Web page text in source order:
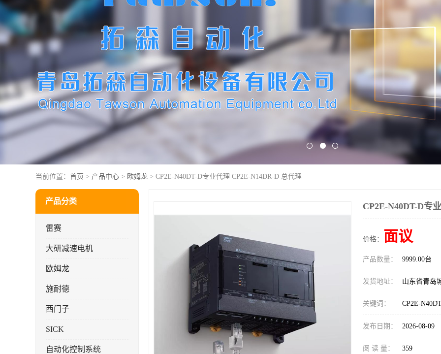
当前位置： 首页 > 产品中心 > 欧姆龙 > CP2E-N40DT-D专业代理 CP2E-N14DR-D 总代理
产品分类
雷赛
大研减速电机
欧姆龙
施耐德
西门子
SICK
自动化控制系统
CP2E-N40DT-D专
价格： 面议
产品数量： 9999.00台
发货地址： 山东省青岛
关键词： CP2E-
发布日期： 2026-08-09
阅 读 量： 359